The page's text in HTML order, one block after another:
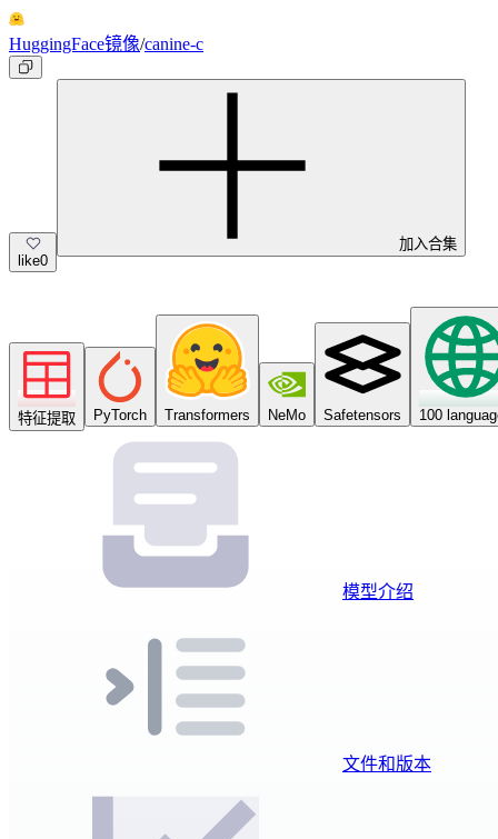
HuggingFace镜像/canine-c
like0
加入合集
特征提取 PyTorch Transformers NeMo Safetensors 100
模型介绍
文件和版本